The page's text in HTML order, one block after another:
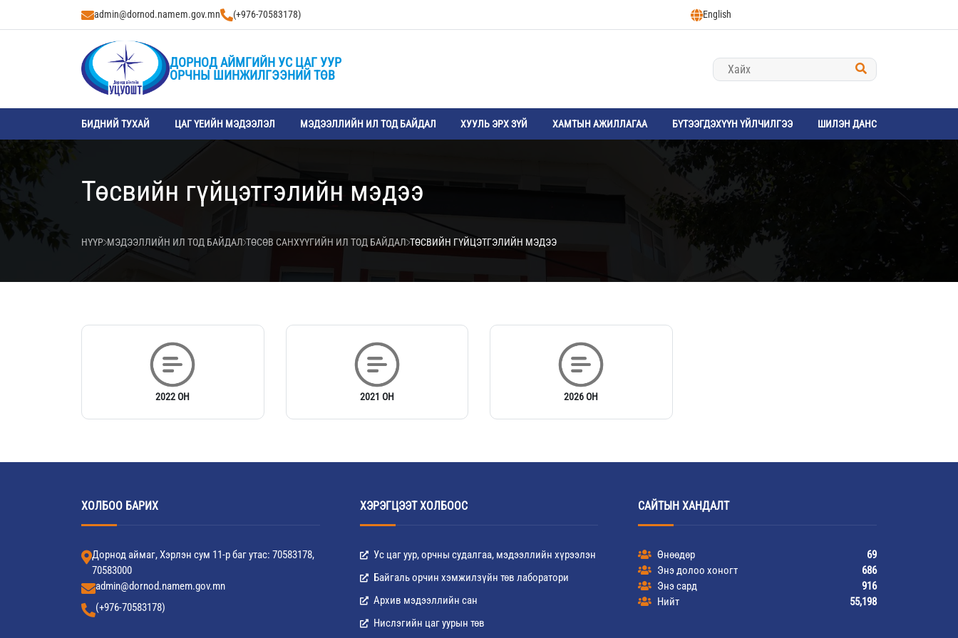
admin@dornod.namem.gov.mn (+976-70583178) English
ДОРНОД АЙМГИЙН УС ЦАГ УУР
ОРЧНЫ ШИНЖИЛГЭЭНИЙ ТӨВ
БИДНИЙ ТУХАЙ ЦАГ ҮЕИЙН МЭДЭЭЛЭЛ МЭДЭЭЛЛИЙН ИЛ ТОД БАЙДАЛ ХУУЛЬ ЭРХ ЗҮЙ ХАМТЫН АЖИЛЛАГАА БҮТЭЭГДЭХҮҮН ҮЙЛЧИЛГЭЭ ШИЛЭН ДАНС
Төсвийн гүйцэтгэлийн мэдээ
НҮҮР МЭДЭЭЛЛИЙН ИЛ ТОД БАЙДАЛ ТӨСӨВ САНХҮҮГИЙН ИЛ ТОД БАЙДАЛ ТӨСВИЙН ГҮЙЦЭТГЭЛИЙН МЭДЭЭ
2022 ОН 2021 ОН 2026 ОН
ХОЛБОО БАРИХ
Дорнод аймаг, Хэрлэн сум 11-р баг утас: 70583178,
70583000
admin@dornod.namem.gov.mn
(+976-70583178)
ХЭРЭГЦЭЭТ ХОЛБООС
Ус цаг уур, орчны судалгаа, мэдээллийн хүрээлэн
Байгаль орчин хэмжилзүйн төв лаборатори
Архив мэдээллийн сан
Нислэгийн цаг уурын төв
САЙТЫН ХАНДАЛТ
Өнөөдөр
69
Энэ долоо хоногт
686
Энэ сард
916
Нийт
55,198